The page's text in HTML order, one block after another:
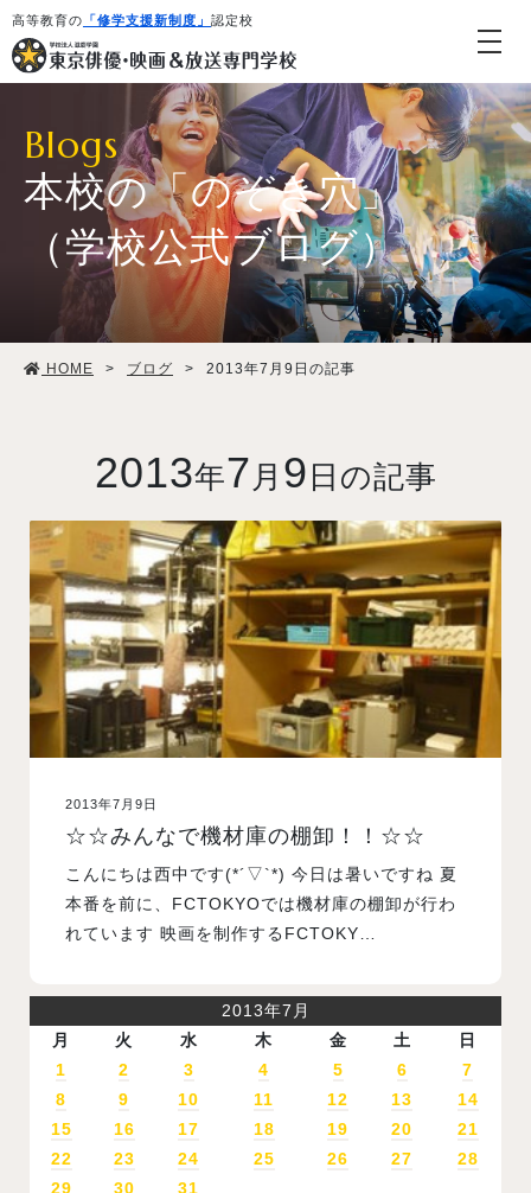
高等教育の 「修学支援新制度」 認定校
学校紹介・教育システム
学生生活
就職・デビュー
入試案内
学校情報
オープンキャンパス
訪問者別メニュー
Blogs
本校の「のぞき穴」
（学校公式ブログ）
HOME > ブログ > 2013年7月9日の記事
2013年7 月 9 日の記事
2013年7月9日
☆☆みんなで機材庫の棚卸！！☆☆
こんにちは西中です(*´▽`*) 今日は暑いですね 夏
本番を前に、FCTOKYOでは機材庫の棚卸が行わ
れています 映画を制作するFCTOKY…
2013年7月
月
火 水 木 金 土 日
1 2 3 4 5 6
7
8
9 10 11 12 13
14
15
16 17 18 19 20
21
22
23 24 25 26 27
28
29
30 31